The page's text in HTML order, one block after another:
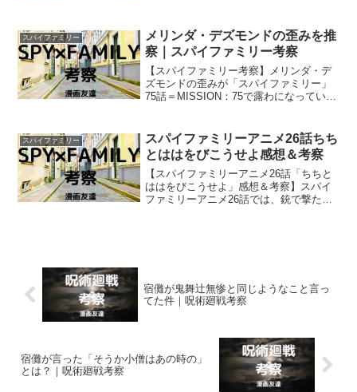
ンドを実験体にしていた研究者が同一人
物らしいということです。
スパイファミリー
メリンダ・デズモンドの歪みを推
察｜スパイファミリー考察
【スパイファミリー考察】メリンダ・デ
ズモンドの歪みが「スパイファミリー」
75話＝MISSION：75で露わになっていま
ったのでしょうか？
スパイファミリー
スパイファミリーアニメ26話ちち
とははをびこうせよ感想＆考察
【スパイファミリーアニメ26話「ちちと
ははをびこうせよ」感想＆考察】スパイ
ファミリーアニメ26話では、銃で撃たれ
宿儺が鬼舞辻無惨と同じようなこと言っ
てた件｜呪術廻戦考察
宿儺が言った「そうか小僧はあの時の」
とは？｜呪術廻戦考察